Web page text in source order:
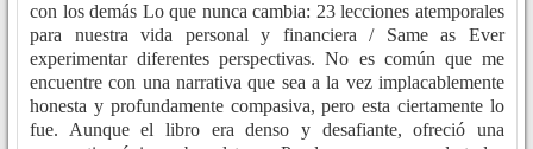
con los demás Lo que nunca cambia: 23 lecciones atemporales
para nuestra vida personal y financiera / Same as Ever
experimentar diferentes perspectivas. No es común que me
encuentre con una narrativa que sea a la vez implacablemente
honesta y profundamente compasiva, pero esta ciertamente lo
fue. Aunque el libro era denso y desafiante, ofreció una